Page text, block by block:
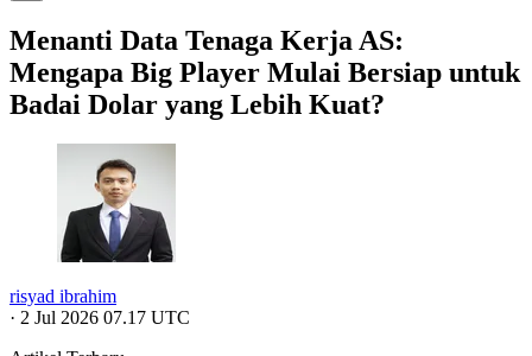
Menanti Data Tenaga Kerja AS:
Mengapa Big Player Mulai Bersiap untuk
Badai Dolar yang Lebih Kuat?
risyad ibrahim
· 2 Jul 2026 07.17 UTC